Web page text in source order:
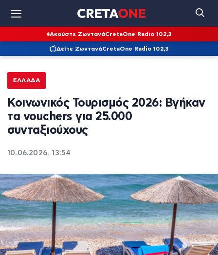
Ακούστε ΖωντανάCretaOne Radio 102,3
Δείτε ΖωντανάCretaOne Radio 102,3
ΕΛΛΆΔΑ
Κοινωνικός Τουρισμός 2026: Βγήκαν
τα vouchers για 25.000
συνταξιούχους
10.06.2026, 13:54